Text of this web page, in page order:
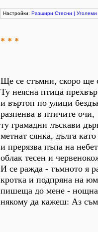
Настройки: Разшири Стесни | Уголеми
* * *
Ще се стъмни, скоро ще
Ту неясна птица
и въртоп по улици
разпенва в птичите очи,
ту грамадни лъскави
метнат сянка, дълга
и прерязва пъпа на
облак тесен и
И се ражда - тъмното я
кротка и подпряна на
пишеща до мене -
някому да кажеш: Аз